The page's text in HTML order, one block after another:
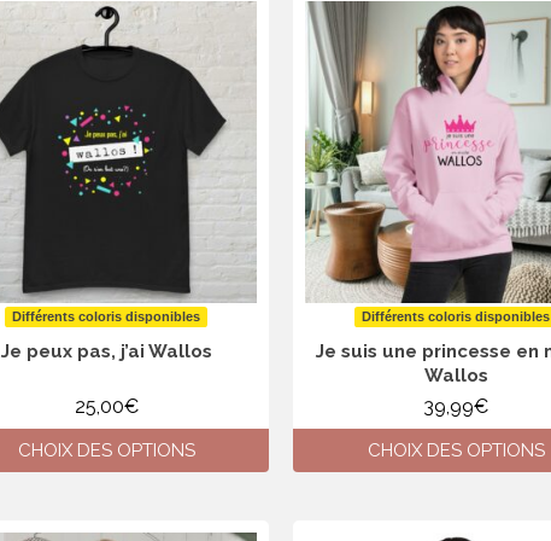
a
plusieurs
variations.
options
peuvent
être
choisies
du
produit
plusieurs
variations.
Les
options
peuvent
être
choisies
page
du
produit
Différents coloris disponibles
Je peux pas, j’ai Wallos
25,00€
CHOIX DES OPTIONS
a
Différents coloris disponibles
Je suis une princesse en
Wallos
39,99€
CHOIX DES OPTIONS